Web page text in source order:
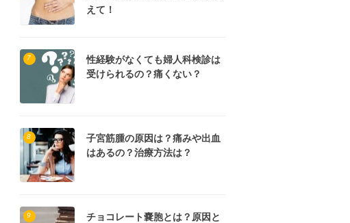
えて！
7
性経験がなくても婦人科検診は
受けられるの？痛くない？
8
子宮筋腫の原因は？痛みや出血
はあるの？治療方法は？
9
チョコレート嚢胞とは？原因と